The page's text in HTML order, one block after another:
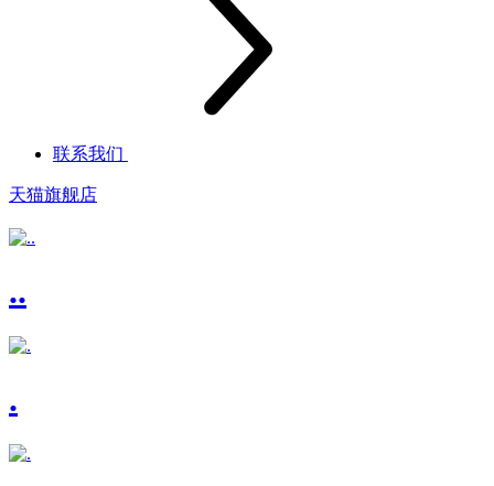
联系我们
天猫旗舰店
..
.